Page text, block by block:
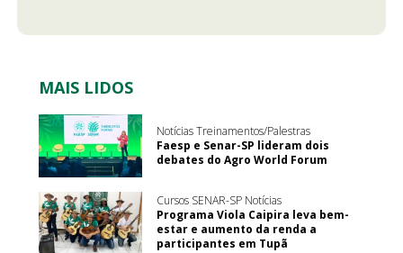
MAIS LIDOS
Notícias Treinamentos/Palestras
Faesp e Senar-SP lideram dois
debates do Agro World Forum
Cursos SENAR-SP Notícias
Programa Viola Caipira leva bem-
estar e aumento da renda a
participantes em Tupã